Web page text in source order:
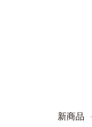
新商品